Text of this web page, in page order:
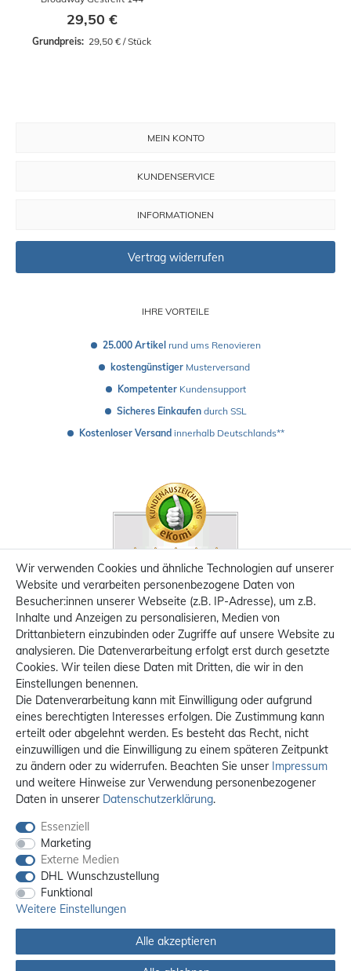
29,50 €
Grundpreis: 29,50 € / Stück
IHRE VORTEILE
25.000 Artikel rund ums Renovieren
kostengünstiger Musterversand
Kompetenter Kundensupport
Sicheres Einkaufen durch SSL
Kostenloser Versand innerhalb Deutschlands**
MEIN KONTO
KUNDENSERVICE
INFORMATIONEN
Vertrag widerrufen
Wir verwenden Cookies und ähnliche Technologien auf unserer
Website und verarbeiten personenbezogene Daten von
Besucher:innen unserer Webseite (z.B. IP-Adresse), um z.B.
Inhalte und Anzeigen zu personalisieren, Medien von
Drittanbietern einzubinden oder Zugriffe auf unsere Website zu
analysieren. Die Datenverarbeitung erfolgt erst durch gesetzte
Cookies. Wir teilen diese Daten mit Dritten, die wir in den
Einstellungen benennen.
Die Datenverarbeitung kann mit Einwilligung oder aufgrund
eines berechtigten Interesses erfolgen. Die Zustimmung kann
erteilt oder abgelehnt werden. Es besteht das Recht, nicht
einzuwilligen und die Einwilligung zu einem späteren Zeitpunkt
zu ändern oder zu widerrufen. Beachten Sie unser Impressum
und weitere Hinweise zur Verwendung personenbezogener
Daten in unserer Daten­schutz­erklärung.
Essenziell
Marketing
Externe Medien
DHL Wunschzustellung
Funktional
Weitere Einstellungen
Alle akzeptieren